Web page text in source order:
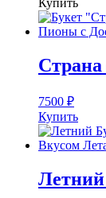
Купить
Страна
7500 ₽
Купить